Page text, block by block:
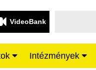
VideoBank
Intézmények